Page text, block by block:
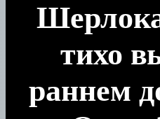
тихо
раннем